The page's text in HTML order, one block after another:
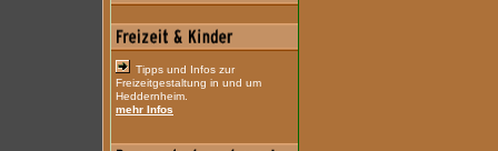
Tipps und Infos zur
Freizeitgestaltung in und um
Heddernheim.
mehr Infos